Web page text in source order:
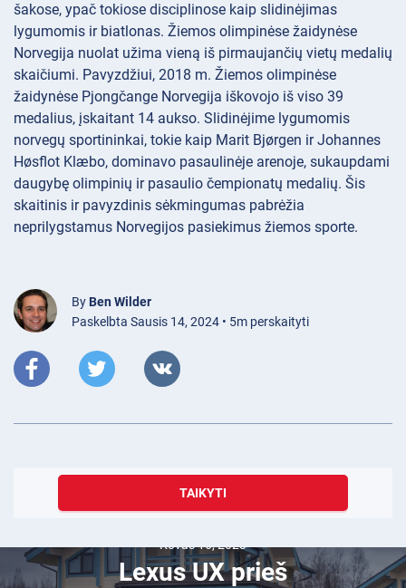
šakose, ypač tokiose disciplinose kaip slidinėjimas
lygumomis ir biatlonas. Žiemos olimpinėse žaidynėse
Norvegija nuolat užima vieną iš pirmaujančių vietų medalių
skaičiumi. Pavyzdžiui, 2018 m. Žiemos olimpinėse
žaidynėse Pjongčange Norvegija iškovojo iš viso 39
medalius, įskaitant 14 aukso. Slidinėjime lygumomis
norvegų sportininkai, tokie kaip Marit Bjørgen ir Johannes
Høsflot Klæbo, dominavo pasaulinėje arenoje, sukaupdami
daugybę olimpinių ir pasaulio čempionatų medalių. Šis
skaitinis ir pavyzdinis sėkmingumas pabrėžia
neprilygstamus Norvegijos pasiekimus žiemos sporte.
By Ben Wilder
Paskelbta Sausis 14, 2024 • 5m perskaityti
TAIKYTI
Kovas 16, 2023
Lexus UX prieš